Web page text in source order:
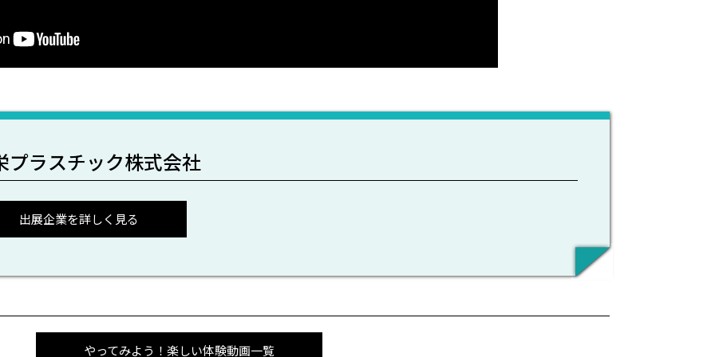
プラスチック株式会社
出展企業を詳しく見る
やってみよう！楽しい体験動画一覧